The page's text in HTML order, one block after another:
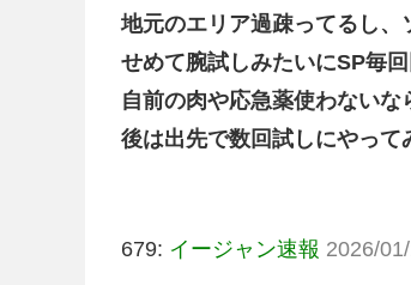
地元のエリア過疎ってるし
せめて腕試しみたいにSP毎
自前の肉や応急薬使わない
後は出先で数回試しにやって
679: イージャン速報 2026/